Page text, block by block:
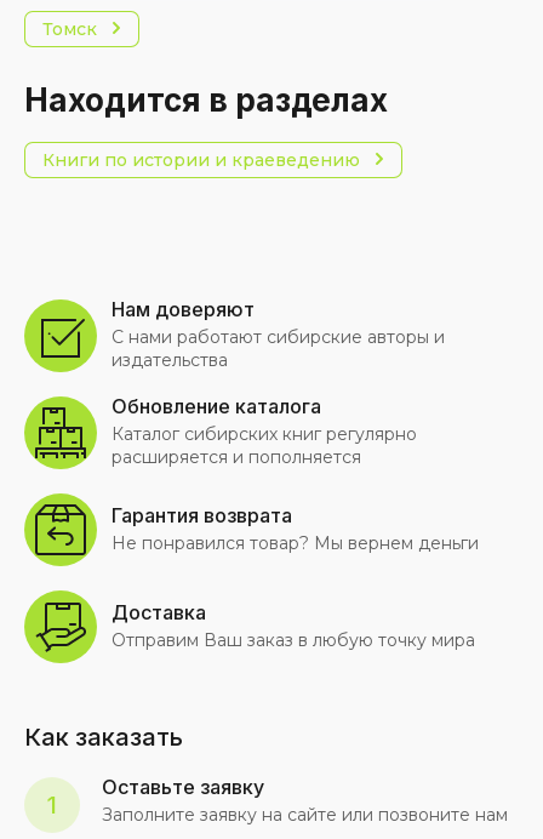
Томск
Находится в разделах
Книги по истории и краеведению
Нам доверяют
С нами работают сибирские авторы и
издательства
Обновление каталога
Каталог сибирских книг регулярно
расширяется и пополняется
Гарантия возврата
Не понравился товар? Мы вернем деньги
Доставка
Отправим Ваш заказ в любую точку мира
Как заказать
1
Оставьте заявку
Заполните заявку на сайте или позвоните нам